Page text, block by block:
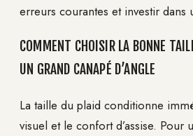
erreurs courantes et investir dans
COMMENT CHOISIR LA BONNE
UN GRAND CANAPÉ D’ANGLE
La taille du plaid conditionne
visuel et le confort d’assise. Pour